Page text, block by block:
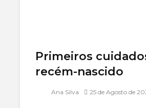
Primeiros
recém-nascido
Ana Silva 25 de Agosto de